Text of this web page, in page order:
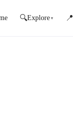
🔍Explore ▾ 📍